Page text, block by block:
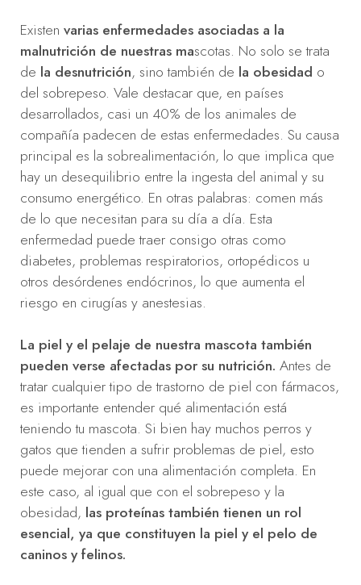
Existen varias enfermedades asociadas a la
malnutrición de nuestras mascotas. No solo se trata
de la desnutrición, sino también de la obesidad o
del sobrepeso. Vale destacar que, en países
desarrollados, casi un 40% de los animales de
compañía padecen de estas enfermedades. Su causa
principal es la sobrealimentación, lo que implica que
hay un desequilibrio entre la ingesta del animal y su
consumo energético. En otras palabras: comen más
de lo que necesitan para su día a día. Esta
enfermedad puede traer consigo otras como
diabetes, problemas respiratorios, ortopédicos u
otros desórdenes endócrinos, lo que aumenta el
riesgo en cirugías y anestesias.
La piel y el pelaje de nuestra mascota también
pueden verse afectadas por su nutrición. Antes de
tratar cualquier tipo de trastorno de piel con fármacos,
es importante entender qué alimentación está
teniendo tu mascota. Si bien hay muchos perros y
gatos que tienden a sufrir problemas de piel, esto
puede mejorar con una alimentación completa. En
este caso, al igual que con el sobrepeso y la
obesidad, las proteínas también tienen un rol
esencial, ya que constituyen la piel y el pelo de
caninos y felinos.